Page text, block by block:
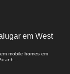
em West
mobile homes em